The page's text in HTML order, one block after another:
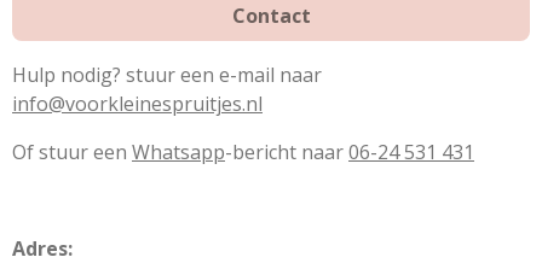
Contact
Hulp nodig? stuur een e-mail naar
info@voorkleinespruitjes.nl
Of stuur een Whatsapp-bericht naar06-24 531 431
Adres: